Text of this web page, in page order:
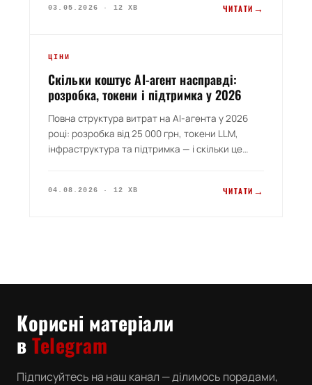
червоних прапорів. Конкретика, без води.
03.05.2026 · 12 ХВ ЧИТАТИ →
ЦІНИ
Скільки коштує AI-агент насправді:
розробка, токени і підтримка у 2026
Повна структура витрат на AI-агента у 2026
році: розробка від 25 000 грн, токени LLM,
інфраструктура та підтримка — і скільки це
способи здешевити токени на 60–80% та
04.08.2026 · 12 ХВ ЧИТАТИ →
Корисні матеріали
вTelegram
Підписуйтесь на наш канал — ділимось порадами,